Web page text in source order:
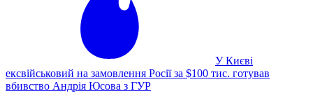
У Києві
ексвійськовий на замовлення Росії за $100 тис. готував
вбивство Андрія Юсова з ГУР